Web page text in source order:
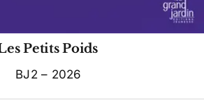
Petits Poids
BJ2 – 2026